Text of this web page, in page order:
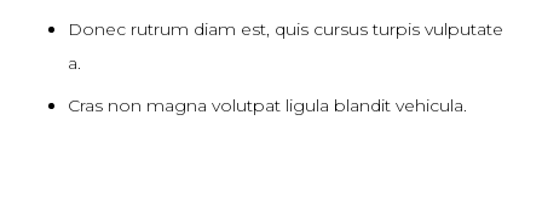
Donec rutrum diam est, quis cursus turpis vulputate
a.
Cras non magna volutpat ligula blandit vehicula.